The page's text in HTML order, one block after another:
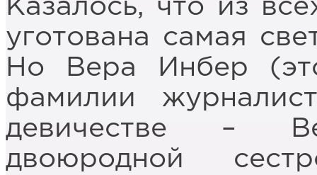
Казалось, что из
уготована самая
Но Вера Инбер
фамилии
девичестве –
двоюродной